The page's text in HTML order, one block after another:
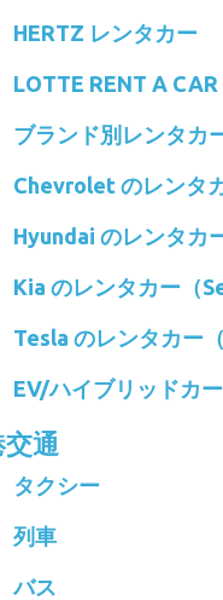
HERTZ レンタカー
LOTTE RENT A
ブランド別レンタカ
Chevrolet のレンタ
Hyundai のレンタカ
Kia のレンタカー（
Tesla のレンタカー
EV/ハイブリッドカ
通
タクシー
列車
バス